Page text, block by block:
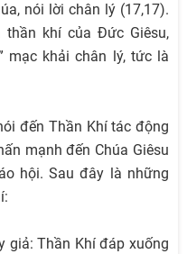
nói lời chân lý (17,17).
khí của Đức Giêsu,
mạc khải chân lý, tức là
đến Thần Khí tác động
mạnh đến Chúa Giêsu
hội. Sau đây là những
giả: Thần Khí đáp xuống